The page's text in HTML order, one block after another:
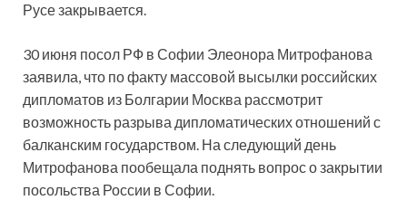
Русе закрывается.
30 июня посол РФ в Софии Элеонора Митрофанова
заявила, что по факту массовой высылки российских
дипломатов из Болгарии Москва рассмотрит
возможность разрыва дипломатических отношений с
балканским государством. На следующий день
Митрофанова пообещала поднять вопрос о закрытии
посольства России в Софии.